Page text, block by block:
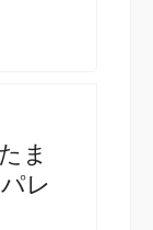
ま
レ